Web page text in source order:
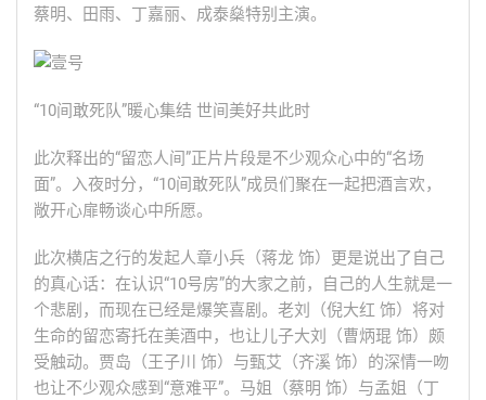
蔡明、田雨、丁嘉丽、成泰燊特别主演。
“10间敢死队”暖心集结 世间美好共此时
此次释出的“留恋人间”正片片段是不少观众心中的“名场
面”。入夜时分，“10间敢死队”成员们聚在一起把酒言欢，
敞开心扉畅谈心中所愿。
此次横店之行的发起人章小兵（蒋龙 饰）更是说出了自己
的真心话：在认识“10号房”的大家之前，自己的人生就是一
个悲剧，而现在已经是爆笑喜剧。老刘（倪大红 饰）将对
生命的留恋寄托在美酒中，也让儿子大刘（曹炳琨 饰）颇
受触动。贾岛（王子川 饰）与甄艾（齐溪 饰）的深情一吻
也让不少观众感到“意难平”。马姐（蔡明 饰）与孟姐（丁